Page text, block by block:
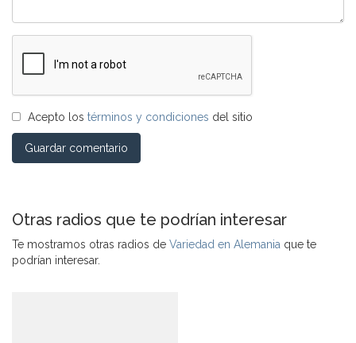
Acepto los términos y condiciones del sitio
Guardar comentario
Otras radios que te podrían interesar
Te mostramos otras radios de Variedad en Alemania que te
podrían interesar.